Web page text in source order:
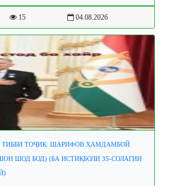
15 04.08.2026
ТИББИ ТОҶИК: ШАРИФОВ ҲАМДАМБОЙ
ШОД БОД) (БА ИСТИҚБОЛИ 35-СОЛАГИИ